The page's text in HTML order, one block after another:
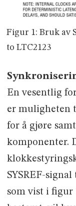
Figur 1: Bruk av
to LTC2123
En vesentlig
er muligheten
for å gjøre
komponenter.
SYSREF-
som vist i figur